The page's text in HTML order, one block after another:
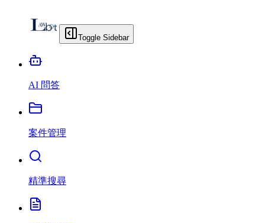
Toggle Sidebar
AI 問答
案件管理
精準搜尋